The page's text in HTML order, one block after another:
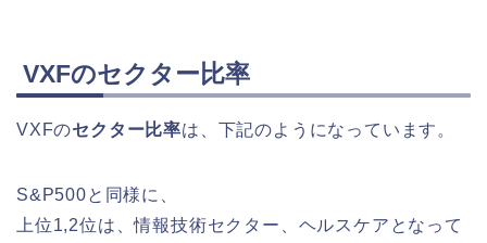
VXFのセクター比率
VXFのセクター比率は、下記のようになっています。
S&P500と同様に、
上位1,2位は、情報技術セクター、ヘルスケアとなって